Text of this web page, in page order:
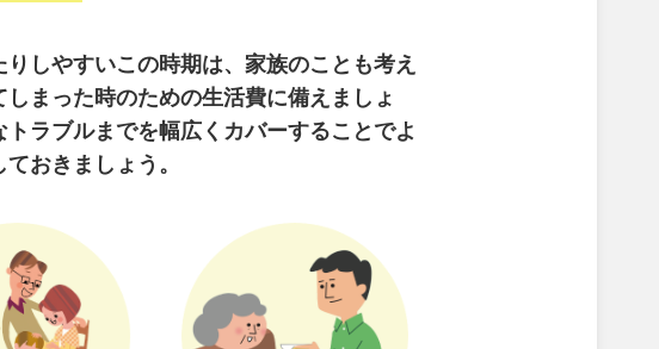
しやすいこの時期は、家族のことも考え
まった時のための生活費に備えましょ
ラブルまでを幅広くカバーすることでよ
おきましょう。